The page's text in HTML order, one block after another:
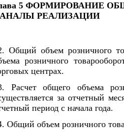
5 ФОРМИРОВАНИЕ
РЕАЛИЗАЦИИ
Общий объем розничного
розничного
центрах.
Расчет общего объема
за отчетный
период с начала года.
Общий объем розничного